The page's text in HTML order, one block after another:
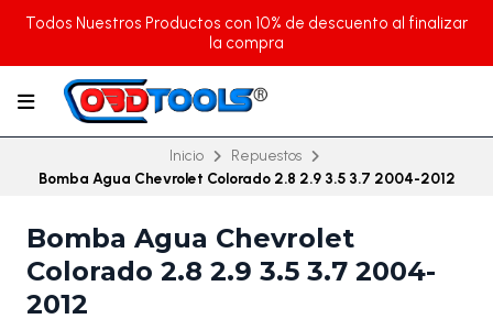
Todos Nuestros Productos con 10% de descuento al finalizar
la compra
Inicio
Repuestos
Bomba Agua Chevrolet Colorado 2.8 2.9 3.5 3.7 2004-2012
Bomba Agua Chevrolet
Colorado 2.8 2.9 3.5 3.7 2004-
2012